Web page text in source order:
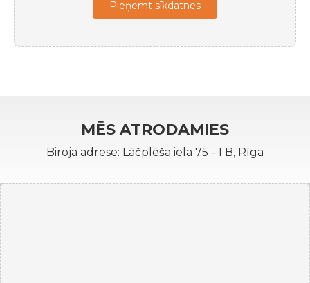
Pieņemt sīkdatnes
MĒS ATRODAMIES
Biroja adrese: Lāčplēša iela 75 - 1 B, Rīga